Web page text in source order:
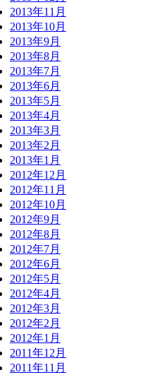
2013年11月
2013年10月
2013年9月
2013年8月
2013年7月
2013年6月
2013年5月
2013年4月
2013年3月
2013年2月
2013年1月
2012年12月
2012年11月
2012年10月
2012年9月
2012年8月
2012年7月
2012年6月
2012年5月
2012年4月
2012年3月
2012年2月
2012年1月
2011年12月
2011年11月